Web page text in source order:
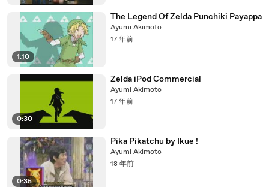
1:10
The Legend Of Zelda Punchiki Payappa
Ayumi Akimoto
17 年前
0:30
Zelda iPod Commercial
Ayumi Akimoto
17 年前
0:35
Pika Pikatchu by Ikue !
Ayumi Akimoto
18 年前